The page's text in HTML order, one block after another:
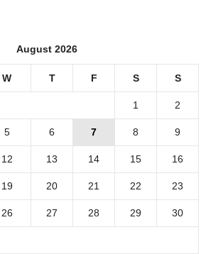
August 2026
W T F S S
1 2
5 6 7 8 9
12 13 14 15 16
19 20 21 22 23
26 27 28 29 30